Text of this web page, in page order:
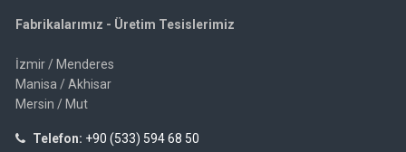
Fabrikalarımız - Üretim Tesislerimiz
İzmir / Menderes
Manisa / Akhisar
Mersin / Mut
Telefon: +90 (533) 594 68 50